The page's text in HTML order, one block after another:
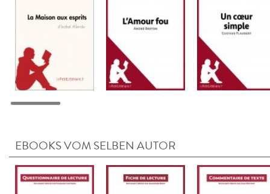
EBOOKS VOM SELBEN AUTOR